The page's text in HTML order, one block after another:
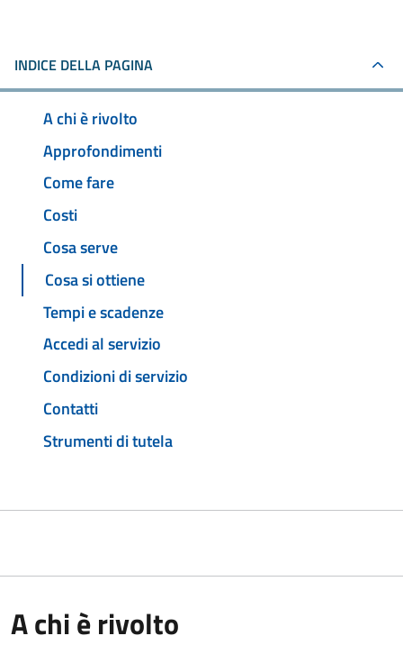
INDICE DELLA PAGINA
A chi è rivolto
Approfondimenti
Come fare
Costi
Cosa serve
Cosa si ottiene
Tempi e scadenze
Accedi al servizio
Condizioni di servizio
Contatti
Strumenti di tutela
A chi è rivolto